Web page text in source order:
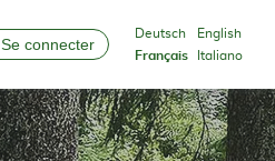
Se connecter
Deutsch
English
Français
Italiano